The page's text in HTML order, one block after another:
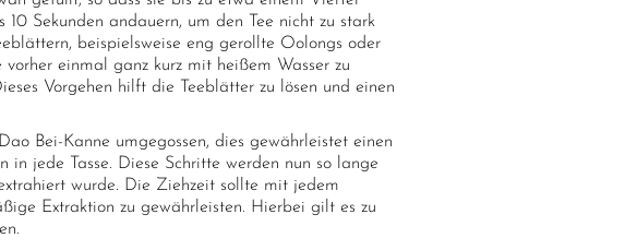
Sekunden andauern, um den Tee nicht zu stark
beispielsweise eng gerollte Oolongs oder
einmal ganz kurz mit heißem Wasser zu
Vorgehen hilft die Teeblätter zu lösen und einen
Bei-Kanne umgegossen, dies gewährleistet einen
jede Tasse. Diese Schritte werden nun so lange
wurde. Die Ziehzeit sollte mit jedem
Extraktion zu gewährleisten. Hierbei gilt es zu